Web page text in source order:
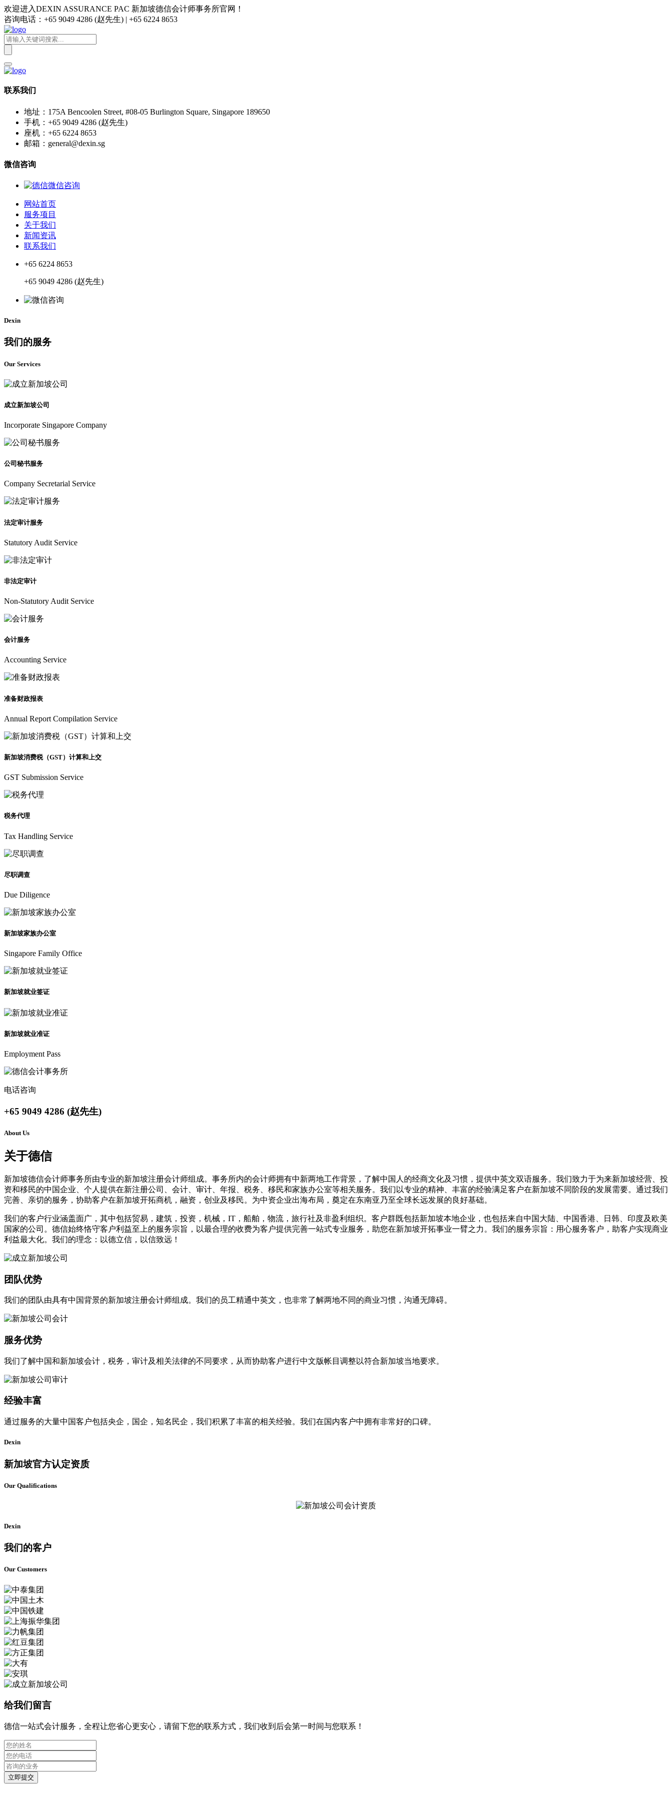
欢迎进入DEXIN ASSURANCE PAC 新加坡德信会计师事务所官网！
咨询电话：+65 9049 4286 (赵先生) | +65 6224 8653
联系我们
地址：175A Bencoolen Street, #08-05 Burlington Square, Singapore 189650
手机：+65 9049 4286 (赵先生)
座机：+65 6224 8653
邮箱：general@dexin.sg
微信咨询
网站首页
服务项目
关于我们
新闻资讯
联系我们
+65 6224 8653
+65 9049 4286 (赵先生)
Dexin
我们的服务
Our Services
成立新加坡公司
Incorporate Singapore Company
公司秘书服务
Company Secretarial Service
法定审计服务
Statutory Audit Service
非法定审计
Non-Statutory Audit Service
会计服务
Accounting Service
准备财政报表
Annual Report Compilation Service
新加坡消费税（GST）计算和上交
GST Submission Service
税务代理
Tax Handling Service
尽职调查
Due Diligence
新加坡家族办公室
Singapore Family Office
新加坡就业签证
新加坡就业准证
Employment Pass
电话咨询
+65 9049 4286 (赵先生)
About Us
关于德信
新加坡德信会计师事务所由专业的新加坡注册会计师组成。事务所内的会计师拥有中新两地工作背景，了解中国人的经商文化及习惯，提供中英文双语服务。我们致力于为来新加坡经营、投
资和移民的中国企业、个人提供在新注册公司、会计、审计、年报、税务、移民和家族办公室等相关服务。我们以专业的精神、丰富的经验满足客户在新加坡不同阶段的发展需要。通过我们
完善、亲切的服务，协助客户在新加坡开拓商机，融资，创业及移民。为中资企业出海布局，奠定在东南亚乃至全球长远发展的良好基础。
我们的客户行业涵盖面广，其中包括贸易，建筑，投资，机械，IT，船舶，物流，旅行社及非盈利组织。客户群既包括新加坡本地企业，也包括来自中国大陆、中国香港、日韩、印度及欧美
国家的公司。德信始终恪守客户利益至上的服务宗旨，以最合理的收费为客户提供完善一站式专业服务，助您在新加坡开拓事业一臂之力。我们的服务宗旨：用心服务客户，助客户实现商业
利益最大化。我们的理念：以德立信，以信致远！
团队优势
我们的团队由具有中国背景的新加坡注册会计师组成。我们的员工精通中英文，也非常了解两地不同的商业习惯，沟通无障碍。
服务优势
我们了解中国和新加坡会计，税务，审计及相关法律的不同要求，从而协助客户进行中文版帐目调整以符合新加坡当地要求。
经验丰富
通过服务的大量中国客户包括央企，国企，知名民企，我们积累了丰富的相关经验。我们在国内客户中拥有非常好的口碑。
Dexin
新加坡官方认定资质
Our Qualifications
Dexin
我们的客户
Our Customers
给我们留言
德信一站式会计服务，全程让您省心更安心，请留下您的联系方式，我们收到后会第一时间与您联系！
立即提交